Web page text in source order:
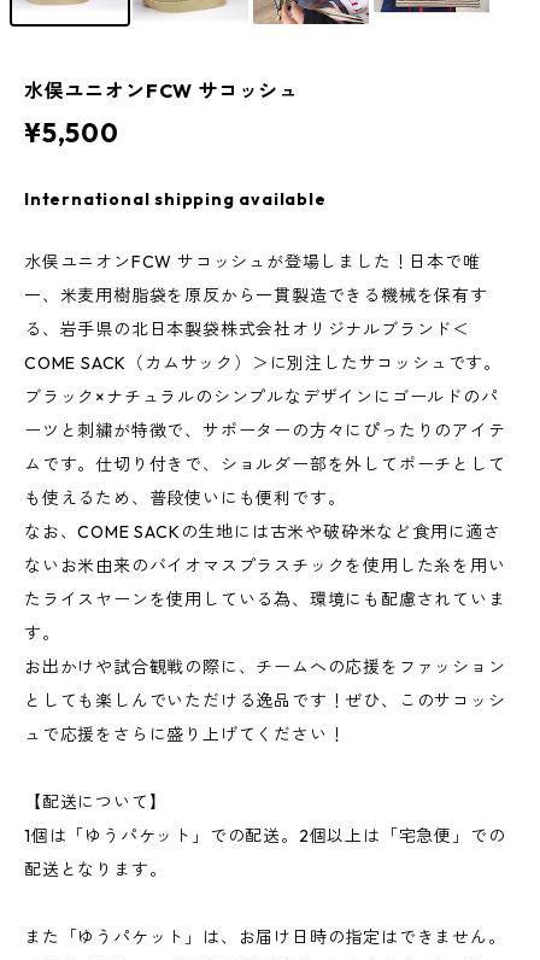
水俣ユニオンFCW サコッシュ
¥5,500
International shipping available
水俣ユニオンFCW サコッシュが登場しました！日本で唯
一、米麦用樹脂袋を原反から一貫製造できる機械を保有す
る、岩手県の北日本製袋株式会社オリジナルブランド＜
COME SACK（カムサック）＞に別注したサコッシュです。
ブラック×ナチュラルのシンプルなデザインにゴールドのパ
ーツと刺繍が特徴で、サポーターの方々にぴったりのアイテ
ムです。仕切り付きで、ショルダー部を外してポーチとして
も使えるため、普段使いにも便利です。
なお、COME SACKの生地には古米や破砕米など食用に適さ
ないお米由来のバイオマスプラスチックを使用した糸を用い
たライスヤーンを使用している為、環境にも配慮されていま
す。
お出かけや試合観戦の際に、チームへの応援をファッション
としても楽しんでいただける逸品です！ぜひ、このサコッシ
ュで応援をさらに盛り上げてください！
【配送について】
1個は「ゆうパケット」での配送。2個以上は「宅急便」での
配送となります。
また「ゆうパケット」は、お届け日時の指定はできません。